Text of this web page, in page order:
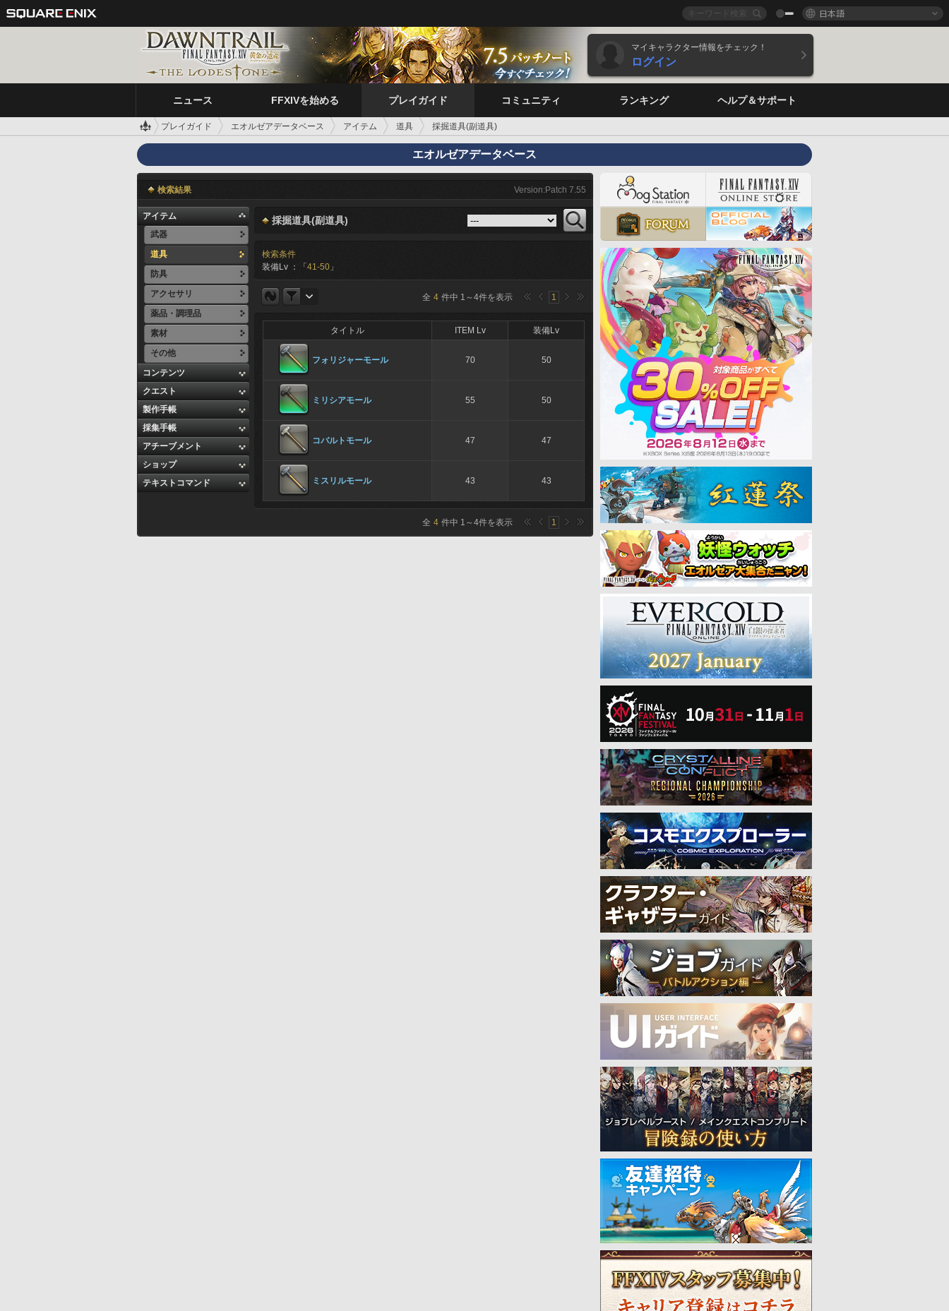
日本語
マイキャラクター情報をチェック！
ログイン
ニュース FFXIVを始める プレイガイド コミュニティ ランキング ヘルプ＆サポート
プレイガイド エオルゼアデータベース アイテム 道具 採掘道具(副道具)
エオルゼアデータベース
検索結果 Version:Patch 7.55
アイテム
武器
道具
防具
アクセサリ
薬品・調理品
素材
その他
コンテンツ
クエスト
製作手帳
採集手帳
アチーブメント
ショップ
テキストコマンド
採掘道具(副道具)
検索条件
装備Lv ：「 41-50 」
全 4 件中 1 ～4件を表示 1
タイトル ITEM Lv 装備Lv
フォリジャーモール 70 50
ミリシアモール 55 50
コバルトモール 47 47
ミスリルモール 43 43
全 4 件中 1 ～4件を表示 1